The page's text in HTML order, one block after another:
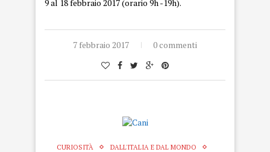
9 al 18 febbraio 2017 (orario 9h -19h).
7 febbraio 2017 0 commenti
CURIOSITÀ
DALL'ITALIA E DAL MONDO